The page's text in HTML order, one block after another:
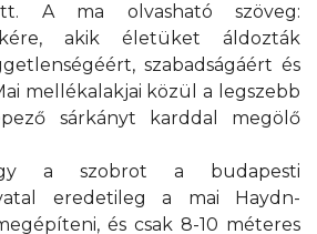
A ma olvasható szöveg:
akik életüket áldozták
szabadságáért és
mellékalakjai közül a legszebb
sárkányt karddal megölő
a szobrot a budapesti
eredetileg a mai Haydn-
és csak 8-10 méteres